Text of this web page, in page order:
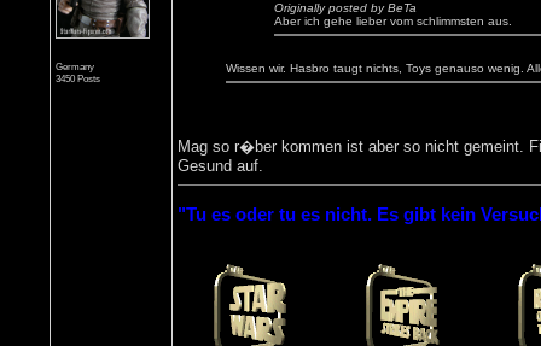
Germany
3450 Posts
Originally posted by BeTa
Aber ich gehe lieber vom schlimmsten aus.
Wissen wir. Hasbro taugt nichts, Toys genauso wenig.
Mag so r�ber kommen ist aber so nicht gemeint.
Gesund auf.
"Tu es oder tu es nicht. Es gibt kein